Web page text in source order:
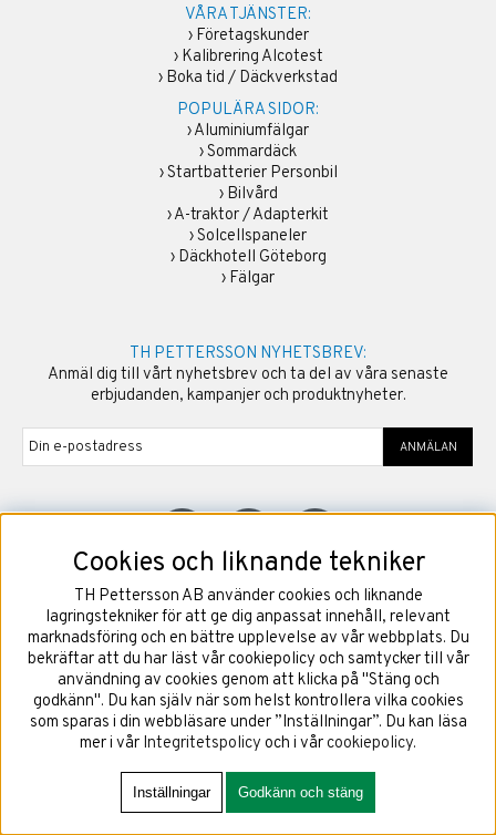
VÅRA TJÄNSTER:
› Företagskunder
› Kalibrering Alcotest
› Boka tid / Däckverkstad
POPULÄRA SIDOR:
›Aluminiumfälgar
›Sommardäck
›Startbatterier Personbil
› Bilvård
›A-traktor / Adapterkit
›Solcellspaneler
› Däckhotell Göteborg
› Fälgar
TH PETTERSSON NYHETSBREV:
Anmäl dig till vårt nyhetsbrev och ta del av våra senaste
erbjudanden, kampanjer och produktnyheter.
ANMÄLAN
©2026Copyright TH Pettersson AB
Cookies och liknande tekniker
TH Pettersson AB använder cookies och liknande
lagringstekniker för att ge dig anpassat innehåll, relevant
marknadsföring och en bättre upplevelse av vår webbplats. Du
bekräftar att du har läst vår cookiepolicy och samtycker till vår
användning av cookies genom att klicka på "Stäng och
godkänn". Du kan själv när som helst kontrollera vilka cookies
som sparas i din webbläsare under ”Inställningar”. Du kan läsa
mer i vår Integritetspolicy och i vår cookiepolicy.
Inställningar Godkänn och stäng